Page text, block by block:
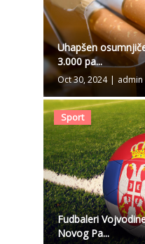
Uhapšen
3.000 pa...
Oct 30, 2024 | admin
Sport
Fudbaleri
Novog Pa...